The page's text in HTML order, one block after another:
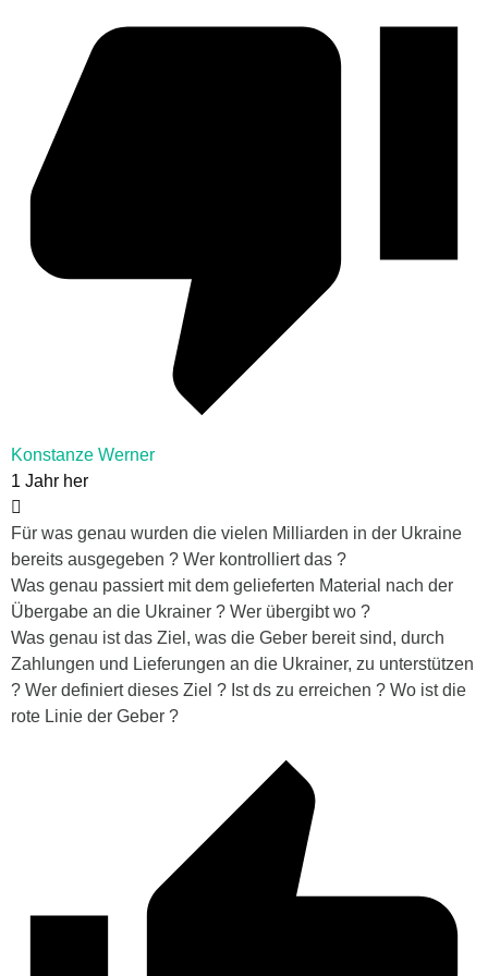
Konstanze Werner
1 Jahr her
Für was genau wurden die vielen Milliarden in der Ukraine
bereits ausgegeben ? Wer kontrolliert das ?
Was genau passiert mit dem gelieferten Material nach der
Übergabe an die Ukrainer ? Wer übergibt wo ?
Was genau ist das Ziel, was die Geber bereit sind, durch
Zahlungen und Lieferungen an die Ukrainer, zu unterstützen
? Wer definiert dieses Ziel ? Ist ds zu erreichen ? Wo ist die
rote Linie der Geber ?